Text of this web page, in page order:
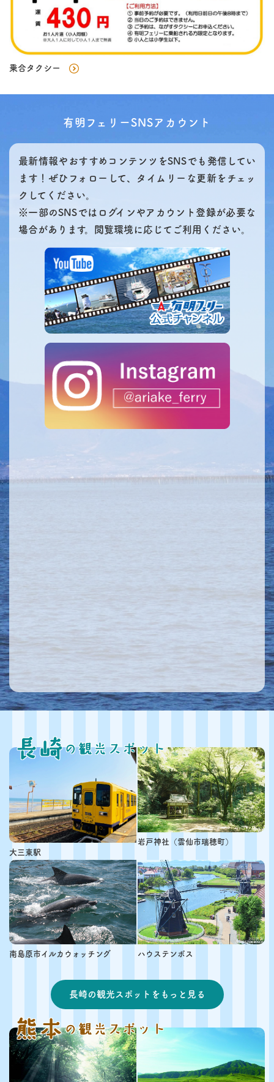
乗合タクシー
有明フェリーSNSアカウント
最新情報やおすすめコンテンツをSNSでも発信してい
ます！ぜひフォローして、タイムリーな更新をチェッ
クしてください。
※一部のSNSではログインやアカウント登録が必要な
場合があります。閲覧環境に応じてご利用ください。
長崎の観光スポット
大三東駅
岩戸神社（雲仙市瑞穂町）
南島原市イルカウォッチング ハウステンボス
長崎の観光スポットをもっと見る
熊本の観光スポット